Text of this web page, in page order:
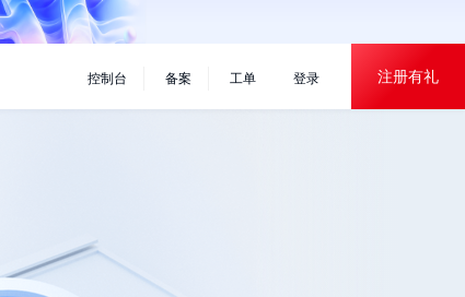
×
控制台 备案 工单 登录 注册有礼